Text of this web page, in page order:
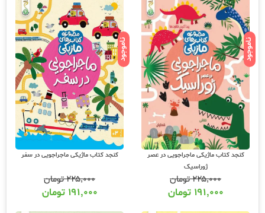
ناموجود
کنجد کتاب ماژیکی ماجراجویی در عصر
ژوراسیک
۲۲۵,۰۰۰تومان
۱۹۱,۰۰۰ تومان
ناموجود
کنجد کتاب ماژیکی ماجراجویی در سفر
۲۲۵,۰۰۰تومان
۱۹۱,۰۰۰ تومان